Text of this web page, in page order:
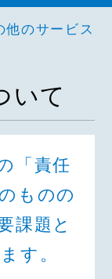
他のサービス
いて
「責任
ものの
課題と
す。